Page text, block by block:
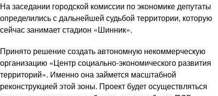
На заседании городской комиссии по экономике депутаты
определились с дальнейшей судьбой территории, которую
сейчас занимает стадион «Шинник».
Принято решение создать автономную некоммерческую
организацию «Центр социально-экономического развития
территорий». Именно она займется масштабной
реконструкцией этой зоны. Проект будет осуществляться